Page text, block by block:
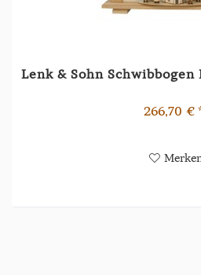
Lenk & Sohn Schwibbogen
266,70 €